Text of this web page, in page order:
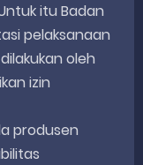
itu Badan
pelaksanaan
oleh
izin
produsen